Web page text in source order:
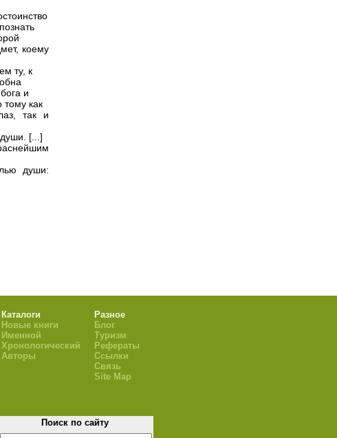
коему
ту, к
и
тому как
так и
[...]
души:
Каталоги
Новые книги
Именной
Хронологический
Авторы
Разное
Блог
Туризм
Рефераты
Ссылки
Связь
Site Map
Поиск по сайту